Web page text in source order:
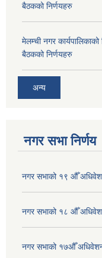
बैठकको निर्णयहरु
मेलम्ची नगर
बैठकको निर्णयहरु
अन्य
नगर सभा निर्णय
नगर सभाको १९ औँ
नगर सभाको १८ औँ
नगर सभाको १७औँ